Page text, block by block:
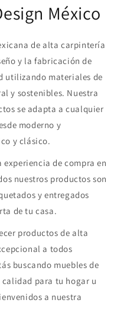
México
de alta carpintería
y la fabricación de
utilizando materiales de
y sostenibles. Nuestra
se adapta a cualquier
moderno y
y clásico.
experiencia de compra en
nuestros productos son
y entregados
de tu casa.
productos de alta
a todos
buscando muebles de
para tu hogar u
a nuestra